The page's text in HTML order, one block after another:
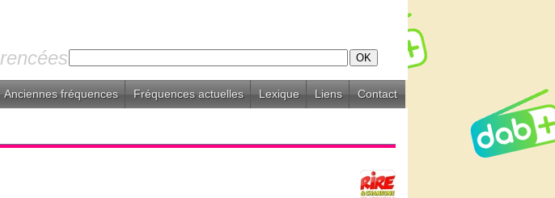
Anciennes fréquences Fréquences actuelles Lexique Liens Contact